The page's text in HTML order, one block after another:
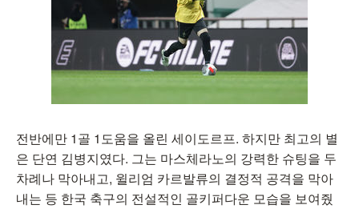
전반에만 1골 1도움을 올린 세이도르프. 하지만 최고의 별
은 단연 김병지였다. 그는 마스체라노의 강력한 슈팅을 두
차례나 막아내고, 윌리엄 카르발류의 결정적 공격을 막아
내는 등 한국 축구의 전설적인 골키퍼다운 모습을 보여줬